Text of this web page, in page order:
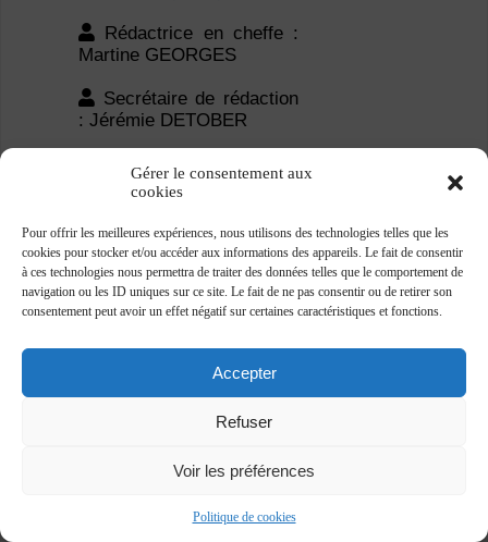
Gérer le consentement aux
cookies
Pour offrir les meilleures expériences, nous utilisons des technologies telles que les
cookies pour stocker et/ou accéder aux informations des appareils. Le fait de consentir
à ces technologies nous permettra de traiter des données telles que le comportement de
navigation ou les ID uniques sur ce site. Le fait de ne pas consentir ou de retirer son
consentement peut avoir un effet négatif sur certaines caractéristiques et fonctions.
Accepter
Refuser
Voir les préférences
Politique de cookies
: Jérémie DETOBER
rédaction : Lilou
TOURNEUR Grégory
Regards
Revue du Centre
communautaire laïc juif –
www.cclj.be/regards
Rue de l’Hôtel des